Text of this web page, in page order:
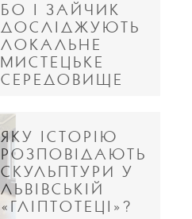
БО І ЗАЙЧИК
ДОСЛІДЖУЮТЬ
ЛОКАЛЬНЕ
МИСТЕЦЬКЕ
СЕРЕДОВИЩЕ
ЯКУ ІСТОРІЮ
РОЗПОВІДАЮТЬ
СКУЛЬПТУРИ У
ЛЬВІВСЬКІЙ
«ГЛІПТОТЕЦІ»?